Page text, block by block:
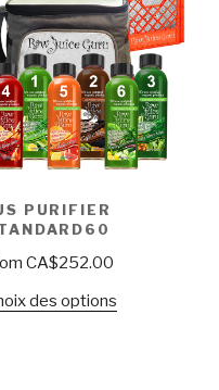
PURIFIER
CA$252.00
des options